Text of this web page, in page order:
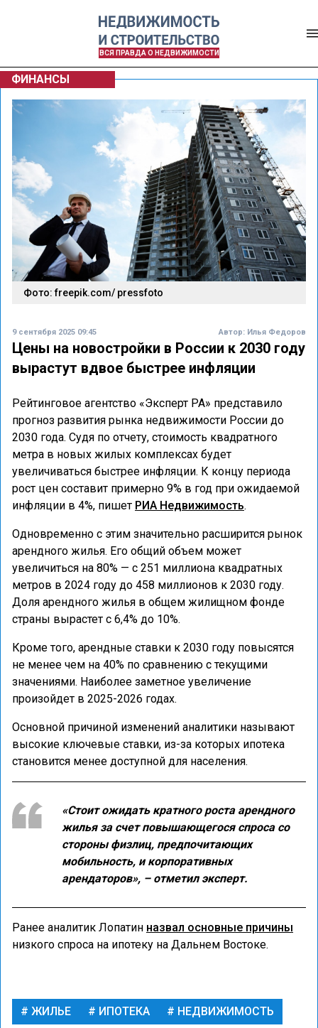
ВСЯ ПРАВДА О НЕДВИЖИМОСТИ
ФИНАНСЫ
Фото: freepik.com/ pressfoto
9 сентября 2025 09:45 Автор: Илья Федоров
Цены на новостройки в России к 2030 году
вырастут вдвое быстрее инфляции
Рейтинговое агентство «Эксперт РА» представило
прогноз развития рынка недвижимости России до
2030 года. Судя по отчету, стоимость квадратного
метра в новых жилых комплексах будет
увеличиваться быстрее инфляции. К концу периода
рост цен составит примерно 9% в год при ожидаемой
инфляции в 4%, пишет РИА Недвижимость.
Одновременно с этим значительно расширится рынок
арендного жилья. Его общий объем может
увеличиться на 80% — с 251 миллиона квадратных
метров в 2024 году до 458 миллионов к 2030 году.
Доля арендного жилья в общем жилищном фонде
страны вырастет с 6,4% до 10%.
Кроме того, арендные ставки к 2030 году повысятся
не менее чем на 40% по сравнению с текущими
значениями. Наиболее заметное увеличение
произойдет в 2025-2026 годах.
Основной причиной изменений аналитики называют
высокие ключевые ставки, из-за которых ипотека
становится менее доступной для населения.
«Стоит ожидать кратного роста арендного
жилья за счет повышающегося спроса со
стороны физлиц, предпочитающих
мобильность, и корпоративных
арендаторов», – отметил эксперт.
Ранее аналитик Лопатин назвал основные причины
низкого спроса на ипотеку на Дальнем Востоке.
ЖИЛЬЕ ИПОТЕКА НЕДВИЖИМОСТЬ